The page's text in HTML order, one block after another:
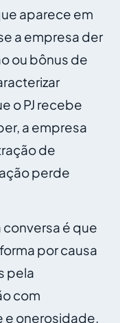
aparece em
a empresa der
ou bônus de
o PJ recebe
a empresa
de
perde
é que
por causa
pela
com
e onerosidade.